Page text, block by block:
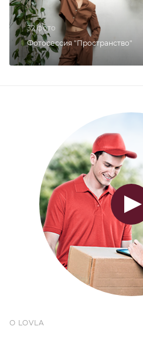
32 фото
Фотосессия "Пространство"
О LOVLA